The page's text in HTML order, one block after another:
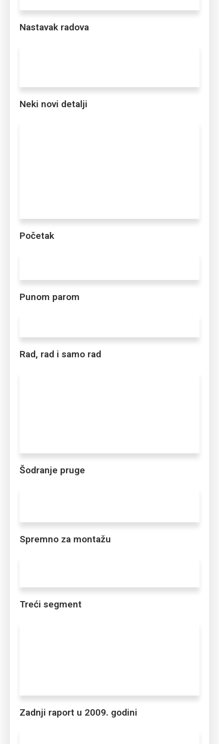
Nastavak radova
Neki novi detalji
Početak
Punom parom
Rad, rad i samo rad
Šodranje pruge
Spremno za montažu
Treći segment
Zadnji raport u 2009. godini